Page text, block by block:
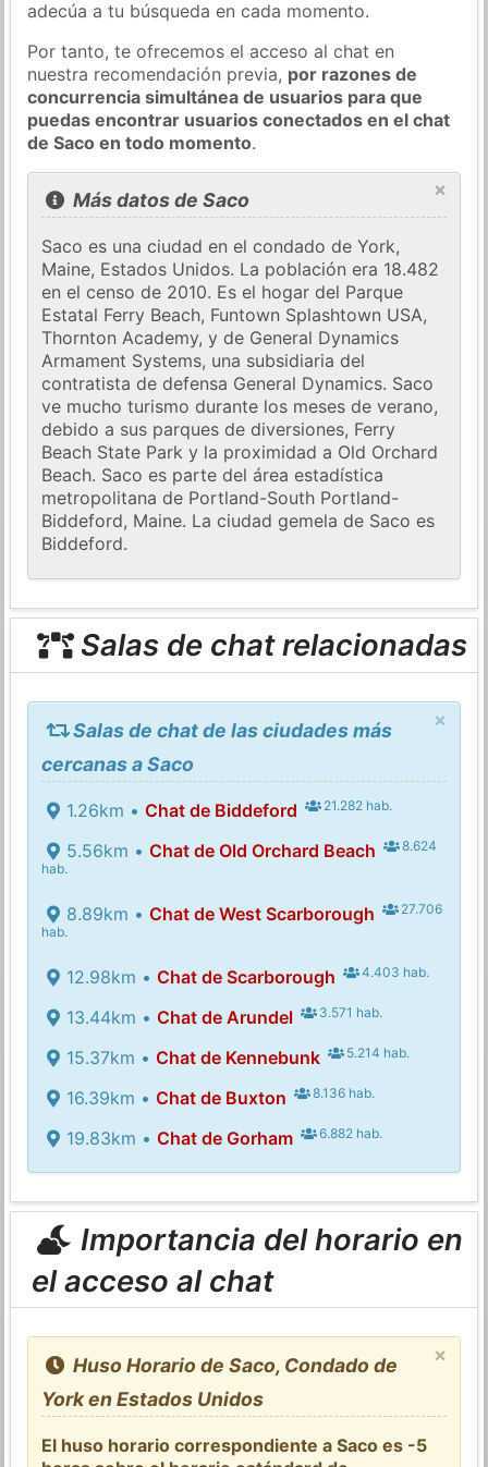
adecúa a tu búsqueda en cada momento.
Por tanto, te ofrecemos el acceso al chat en
nuestra recomendación previa, por razones de
concurrencia simultánea de usuarios para que
puedas encontrar usuarios conectados en el chat
de Saco en todo momento.
×
Más datos de Saco
Saco es una ciudad en el condado de York,
Maine, Estados Unidos. La población era 18.482
en el censo de 2010. Es el hogar del Parque
Estatal Ferry Beach, Funtown Splashtown USA,
Thornton Academy, y de General Dynamics
Armament Systems, una subsidiaria del
contratista de defensa General Dynamics. Saco
ve mucho turismo durante los meses de verano,
debido a sus parques de diversiones, Ferry
Beach State Park y la proximidad a Old Orchard
Beach. Saco es parte del área estadística
metropolitana de Portland-South Portland-
Biddeford, Maine. La ciudad gemela de Saco es
Biddeford.
Salas de chat relacionadas
×
Salas de chat de las ciudades más
cercanas a Saco
1.26km • Chat de Biddeford 21.282 hab.
5.56km • Chat de Old Orchard Beach
8.624
hab.
8.89km • Chat de West Scarborough
27.706
hab.
12.98km • Chat de Scarborough 4.403 hab.
13.44km • Chat de Arundel 3.571 hab.
15.37km • Chat de Kennebunk 5.214 hab.
16.39km • Chat de Buxton 8.136 hab.
19.83km • Chat de Gorham 6.882 hab.
Importancia del horario en
el acceso al chat
×
Huso Horario de Saco, Condado de
York en Estados Unidos
El huso horario correspondiente a Saco es -5